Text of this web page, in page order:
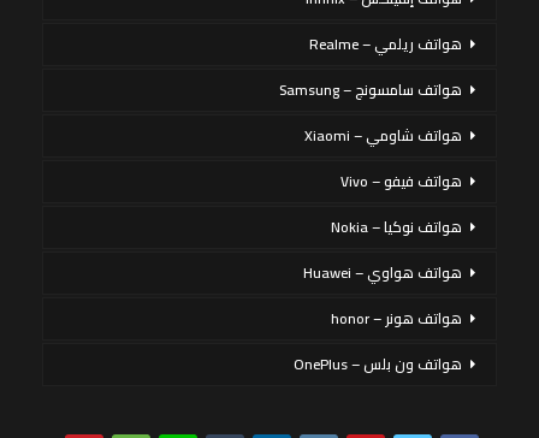
هواتف ريلمي – Realme
هواتف سامسونج – Samsung
هواتف شاومي – Xiaomi
هواتف فيفو – Vivo
هواتف نوكيا – Nokia
هواتف هواوي – Huawei
هواتف هونر – honor
هواتف ون بلس – OnePlus